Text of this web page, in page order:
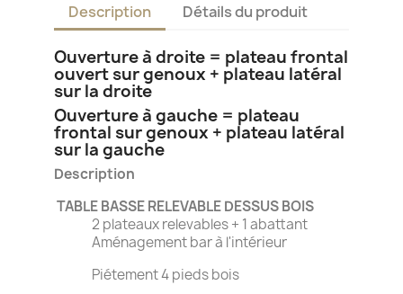
Description Détails du produit
Ouverture à droite = plateau frontal
ouvert sur genoux + plateau latéral
sur la droite
Ouverture à gauche = plateau
frontal sur genoux + plateau latéral
sur la gauche
Description
TABLE BASSE RELEVABLE DESSUS BOIS
2 plateaux relevables + 1 abattant
Aménagement bar à l'intérieur
Piétement 4 pieds bois